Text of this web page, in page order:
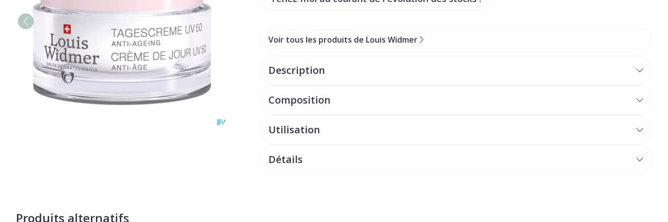
Voir tous les produits de Louis Widmer
Description
Composition
Utilisation
Détails
Produits alternatifs